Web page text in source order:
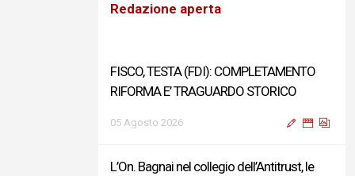
Redazione aperta
FISCO, TESTA (FDI): COMPLETAMENTO
RIFORMA E’ TRAGUARDO STORICO
05 Agosto 2026
L’On. Bagnai nel collegio dell’Antitrust, le